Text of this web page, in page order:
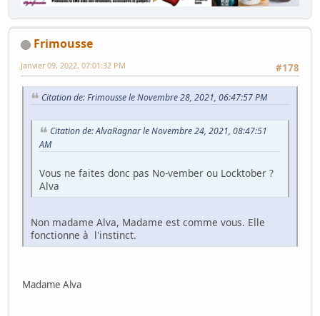
Frimousse
#178
Janvier 09, 2022, 07:01:32 PM
Citation de: Frimousse le Novembre 28, 2021, 06:47:57 PM
Citation de: AlvaRagnar le Novembre 24, 2021, 08:47:51
AM
Vous ne faites donc pas No-vember ou Locktober ?
Alva
Non madame Alva, Madame est comme vous. Elle
fonctionne à l'instinct.
Madame Alva